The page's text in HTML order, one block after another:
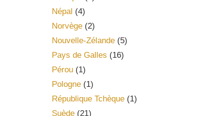
Népal (4)
Norvège(2)
Nouvelle-Zélande(5)
Pays de Galles (16)
Pérou(1)
Pologne(1)
République Tchèque(1)
Suède(21)